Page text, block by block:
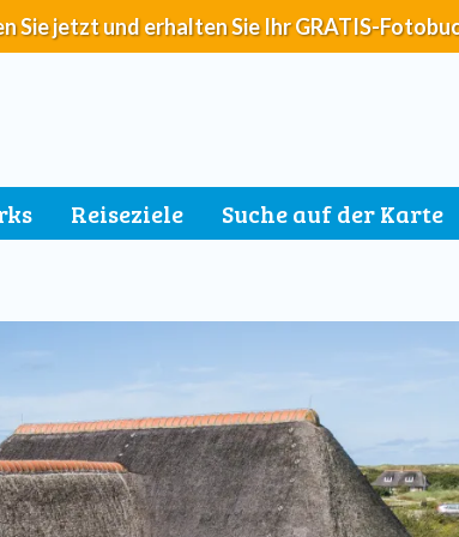
Sie jetzt und erhalten Sie Ihr GRATIS-
Reiseziele Suche auf der Karte